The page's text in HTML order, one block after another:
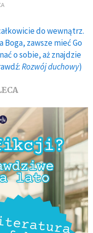
do wewnątrz.
zawsze mieć Go
o sobie, aż znajdzie
Rozwój duchowy)